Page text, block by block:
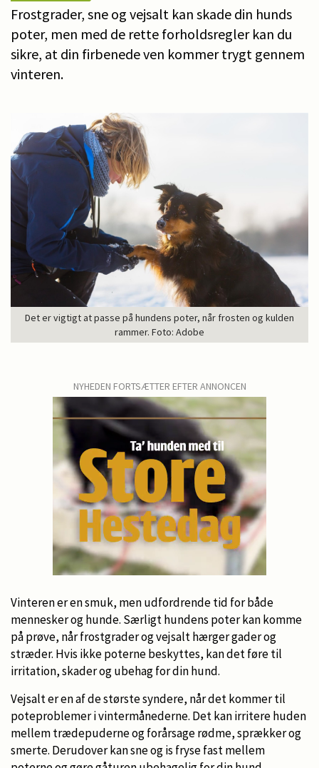
Frostgrader, sne og vejsalt kan skade din hunds
poter, men med de rette forholdsregler kan du
sikre, at din firbenede ven kommer trygt gennem
vinteren.
Det er vigtigt at passe på hundens poter, når frosten og kulden
rammer. Foto: Adobe
NYHEDEN FORTSÆTTER EFTER ANNONCEN
Vinteren er en smuk, men udfordrende tid for både
mennesker og hunde. Særligt hundens poter kan komme
på prøve, når frostgrader og vejsalt hærger gader og
stræder. Hvis ikke poterne beskyttes, kan det føre til
irritation, skader og ubehag for din hund.
Vejsalt er en af de største syndere, når det kommer til
poteproblemer i vintermånederne. Det kan irritere huden
mellem trædepuderne og forårsage rødme, sprækker og
smerte. Derudover kan sne og is fryse fast mellem